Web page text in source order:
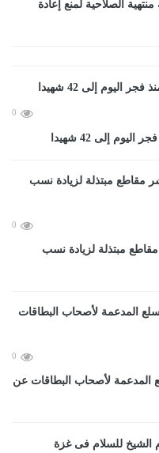
الصلاحية لمنع إعادة
0
إلى 42 شهيدا
0
مبتذلة لزيادة نسب
0
المدعمة لأصحاب البطاقات عن